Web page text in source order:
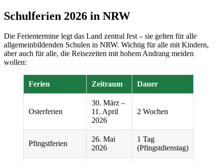
Schulferien 2026 in NRW
Die Ferientermine legt das Land zentral fest – sie gelten für alle
allgemeinbildenden Schulen in NRW. Wichtig für alle mit Kindern,
aber auch für alle, die Reisezeiten mit hohem Andrang meiden
wollen:
Ferien Zeitraum Dauer
Osterferien
30. März –
11. April
2026
2 Wochen
Pfingstferien
26. Mai
2026
1 Tag
(Pfingstdienstag)